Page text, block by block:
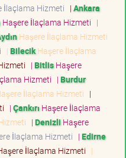
İlaçlama Hizmeti | Ankara
Haşere İlaçlama Hizmeti |
Haşere İlaçlama Hizmeti
| BilecikHaşere İlaçlama
| BitlisHaşere
Hizmeti | Burdur
İlaçlama Hizmeti |
| Çankırı Haşere İlaçlama
| Denizli Haşere
İlaçlama Hizmeti | Edirne
İlaçlama Hizmeti |